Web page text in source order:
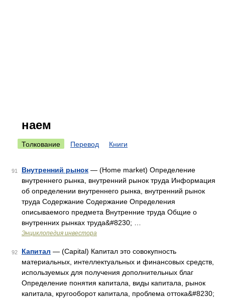
наем
Толкование Перевод Книги
91 Внутренний рынок — (Home market) Определение
внутреннего рынка, внутренний рынок труда Информация
об определении внутреннего рынка, внутренний рынок
труда Содержание Содержание Определения
описываемого предмета Внутренние труда Общие о
внутренних рынках труда&#8230; …
Энциклопедия инвестора
92 Капитал — (Capital) Капитал это совокупность
материальных, интеллектуальных и финансовых средств,
используемых для получения дополнительных благ
Определение понятия капитала, виды капитала, рынок
капитала, кругооборот капитала, проблема оттока&#8230;